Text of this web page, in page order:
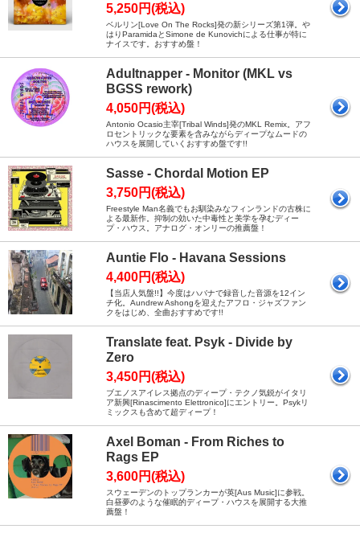
5,250円(税込)
ベルリン[Love On The Rocks]発の新シリーズ第1弾。や
はりParamidaとSimone de Kunovichによる仕事が特に
ナイスです。おすすめ盤！
Adultnapper - Monitor (MKL vs
BGSS rework)
4,050円(税込)
Antonio Ocasio主宰[Tribal Winds]発のMKL Remix。アフ
ロセントリックな要素を含みながらディープなムードの
ハウスを展開していくおすすめ盤です!!
Sasse - Chordal Motion EP
3,750円(税込)
Freestyle Man名義でもお馴染みなフィンランドの古株に
よる最新作。抑制の効いた中毒性と美学を孕むディー
プ・ハウス。アナログ・オンリーの推薦盤！
Auntie Flo - Havana Sessions
4,400円(税込)
【当店人気盤!!】今度はハバナで録音した音源を12イン
チ化。Aundrew Ashongを迎えたアフロ・ジャズファン
クをはじめ、全曲おすすめです!!
Translate feat. Psyk - Divide by
Zero
3,450円(税込)
ブエノスアイレス拠点のディープ・テクノ気鋭がイタリ
ア新興[Rinascimento Elettronico]にエントリー。Psykリ
ミックスも含めて超ディープ！
Axel Boman - From Riches to
Rags EP
3,600円(税込)
スウェーデンのトップランカーが英[Aus Music]に参戦。
白昼夢のような催眠的ディープ・ハウスを展開する大推
薦盤！